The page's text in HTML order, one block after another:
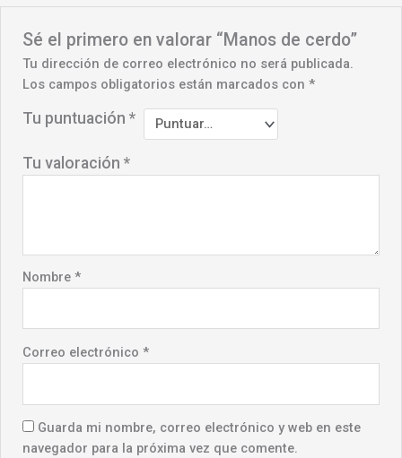
Sé el primero en valorar “Manos de cerdo”
Tu dirección de correo electrónico no será publicada.
Los campos obligatorios están marcados con*
Tu puntuación*
Tu valoración*
Nombre*
Correo electrónico*
Guarda mi nombre, correo electrónico y web en este
navegador para la próxima vez que comente.